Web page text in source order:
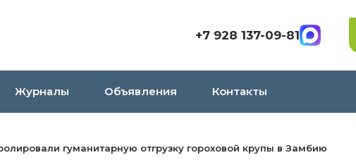
+7 928 137-09-81
Журналы Объявления Контакты
гуманитарную отгрузку гороховой крупы в Замбию